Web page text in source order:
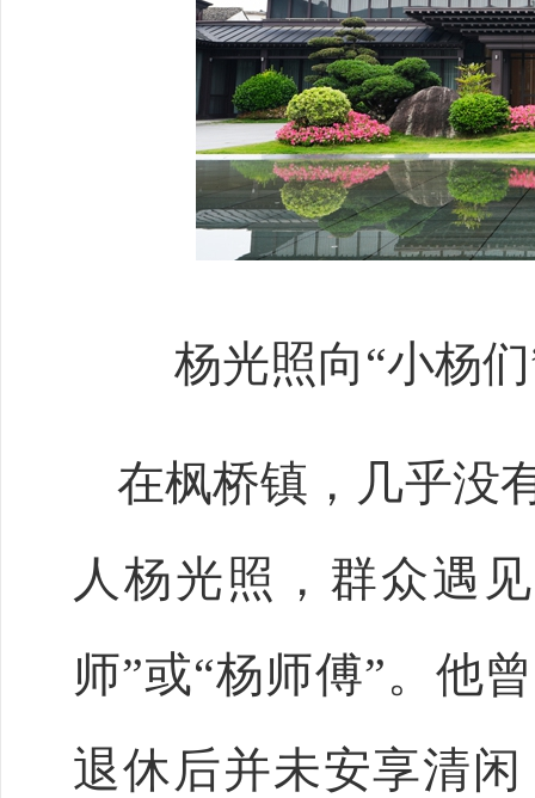
杨光照向“小杨
在枫桥镇，几乎没
人杨光照，群众遇
师”或“杨师傅”。他
退休后并未安享清